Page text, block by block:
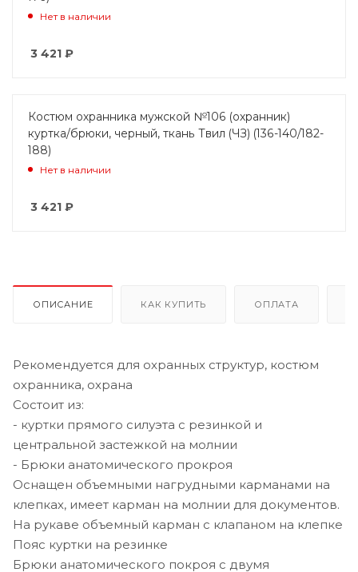
Нет в наличии
3 421 ₽
Костюм охранника мужской №106 (охранник)
куртка/брюки, черный, ткань Твил (ЧЗ) (136-140/182-
188)
Нет в наличии
3 421 ₽
ОПИСАНИЕ КАК КУПИТЬ ОПЛАТА
Рекомендуется для охранных структур, костюм
охранника, охрана
Состоит из:
- куртки прямого силуэта с резинкой и
центральной застежкой на молнии
- Брюки анатомического прокроя
Оснащен объемными нагрудными карманами на
клепках, имеет карман на молнии для документов.
На рукаве объемный карман с клапаном на клепке
Пояс куртки на резинке
Брюки анатомического покроя с двумя